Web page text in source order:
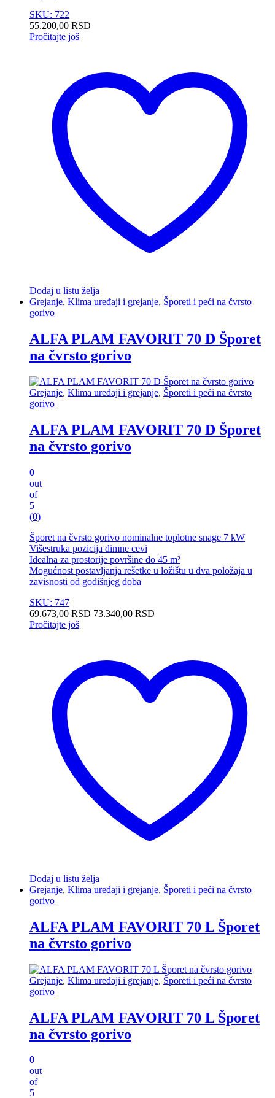
SKU: 722
55.200,00 RSD
Pročitajte još
Dodaj u listu želja
Grejanje, Klima uređaji i grejanje, Šporeti i peći na čvrsto
gorivo
ALFA PLAM FAVORIT 70 D Šporet
na čvrsto gorivo
Grejanje, Klima uređaji i grejanje, Šporeti i peći na čvrsto
gorivo
ALFA PLAM FAVORIT 70 D Šporet
na čvrsto gorivo
0
out
of
5
(0)
Šporet na čvrsto gorivo nominalne toplotne snage 7 kW
Višestruka pozicija dimne cevi
Idealna za prostorije površine do 45 m²
Mogućnost postavljanja rešetke u ložištu u dva položaja u
zavisnosti od godišnjeg doba
SKU: 747
69.673,00 RSD 73.340,00 RSD
Pročitajte još
Dodaj u listu želja
Grejanje, Klima uređaji i grejanje, Šporeti i peći na čvrsto
gorivo
ALFA PLAM FAVORIT 70 L Šporet
na čvrsto gorivo
Grejanje, Klima uređaji i grejanje, Šporeti i peći na čvrsto
gorivo
ALFA PLAM FAVORIT 70 L Šporet
na čvrsto gorivo
0
out
of
5